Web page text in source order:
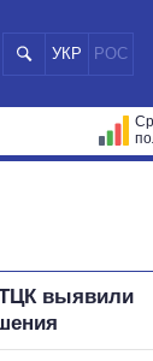
УКР РОС
выявили